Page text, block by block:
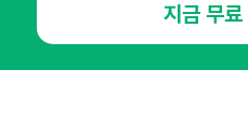
NHN AD
지금 무료